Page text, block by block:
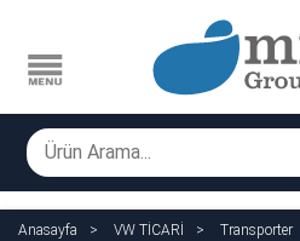
Anasayfa VW TİCARİ Transporter